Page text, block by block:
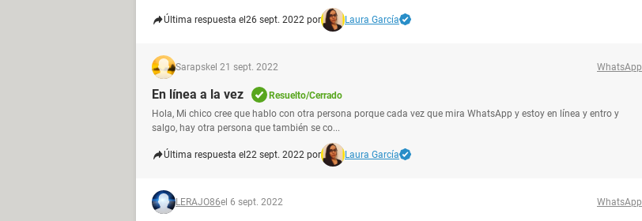
Última respuesta el 26 sept. 2022 por Laura García
Sarapskel 21 sept. 2022 WhatsApp
En línea a la vez
Resuelto/Cerrado
Hola, Mi chico cree que hablo con otra persona porque cada vez que mira WhatsApp y estoy en línea y entro y
salgo, hay otra persona que también se co...
Última respuesta el 22 sept. 2022 por Laura García
LERAJO86el 6 sept. 2022 WhatsApp